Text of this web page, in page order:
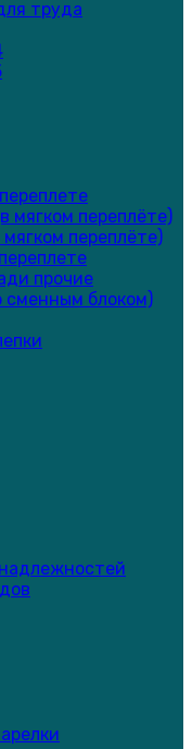
труда
мягком переплёте)
переплёте)
прочие
сменным блоком)